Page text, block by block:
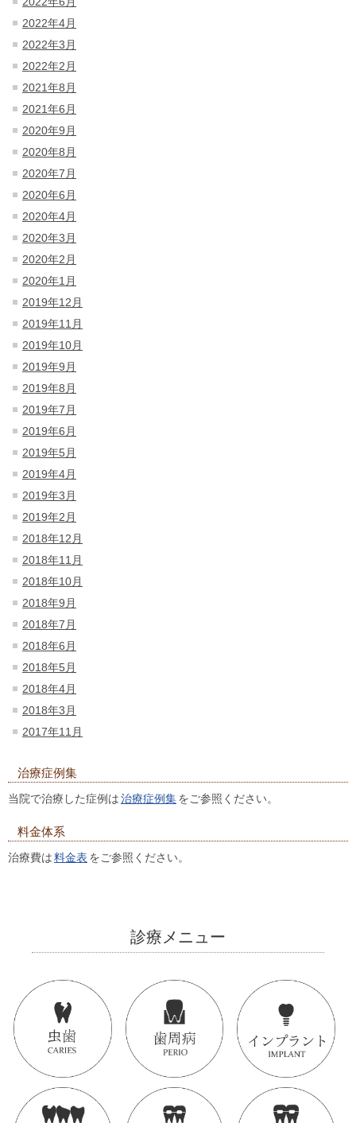
2022年4月
2022年3月
2022年2月
2021年8月
2021年6月
2020年9月
2020年8月
2020年7月
2020年6月
2020年4月
2020年3月
2020年2月
2020年1月
2019年12月
2019年11月
2019年10月
2019年9月
2019年8月
2019年7月
2019年6月
2019年5月
2019年4月
2019年3月
2019年2月
2018年12月
2018年11月
2018年10月
2018年9月
2018年7月
2018年6月
2018年5月
2018年4月
2018年3月
2017年11月
治療症例集
当院で治療した症例は治療症例集をご参照ください。
料金体系
治療費は料金表 をご参照ください。
診療メニュー